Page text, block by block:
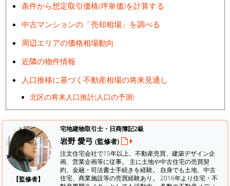
条件から想定取引価格(坪単価)を計算する
中古マンションの「売却相場」を調べる
周辺エリアの価格相場動向
近隣の物件情報
人口推移に基づく不動産相場の将来見通し
北区の将来人口推計(人口の予測)
【監修者】
宅地建物取引士・日商簿記2級
岩野 愛弓 (監修者)
注文住宅会社で15年以上、不動産売買、建築デザイン企
画、営業企画等に従事。 主に土地や中古住宅の売買契
約、金融・司法書士手続きを経験。 自身でも土地、中古
住宅、商業施設等の売買経験あり。 2016年より住宅・不